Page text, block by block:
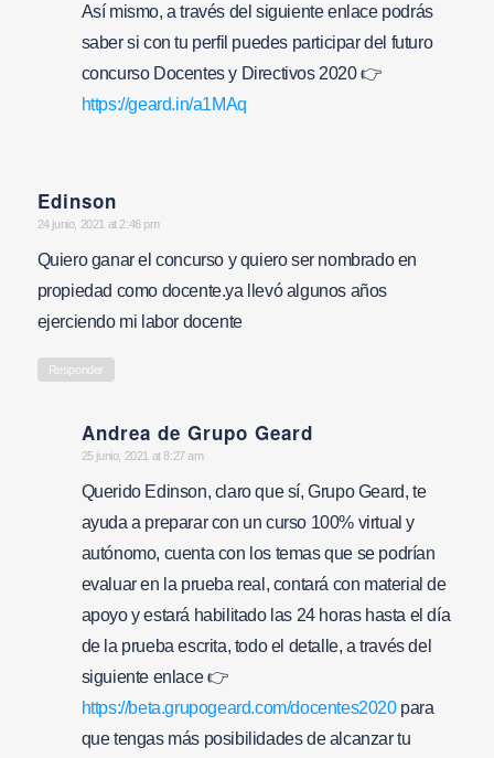
Así mismo, a través del siguiente enlace podrás
saber si con tu perfil puedes participar del futuro
concurso Docentes y Directivos 2020 👉
https://geard.in/a1MAq
Edinson
says:
24 junio, 2021 at 2:46 pm
Quiero ganar el concurso y quiero ser nombrado en
propiedad como docente.ya llevó algunos años
ejerciendo mi labor docente
Responder
Andrea de Grupo Geard
says:
25 junio, 2021 at 8:27 am
Querido Edinson, claro que sí, Grupo Geard, te
ayuda a preparar con un curso 100% virtual y
autónomo, cuenta con los temas que se podrían
evaluar en la prueba real, contará con material de
apoyo y estará habilitado las 24 horas hasta el día
de la prueba escrita, todo el detalle, a través del
siguiente enlace 👉
https://beta.grupogeard.com/docentes2020para
que tengas más posibilidades de alcanzar tu